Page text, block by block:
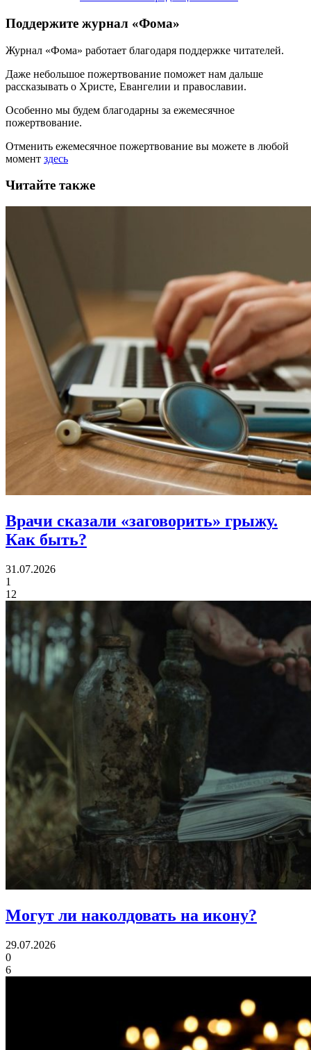
Поддержите журнал «Фома»
Журнал «Фома» работает благодаря поддержке читателей.
Даже небольшое пожертвование поможет нам дальше
рассказывать о Христе, Евангелии и православии.
Особенно мы будем благодарны за ежемесячное
пожертвование.
Отменить ежемесячное пожертвование вы можете в любой
момент здесь
Читайте также
Врачи сказали «заговорить» грыжу.
Как быть?
31.07.2026
1
12
Могут ли наколдовать на икону?
29.07.2026
0
6